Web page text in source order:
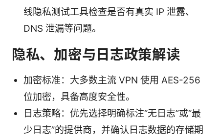
线隐私测试工具检查是否有真实 IP 泄露、
DNS 泄漏等问题。
隐私、加密与日志政策解读
加密标准：大多数主流 VPN 使用 AES-256
位加密，具备高度安全性。
日志策略：优先选择明确标注“无日志”或“最
少日志”的提供商，并确认日志数据的存储期